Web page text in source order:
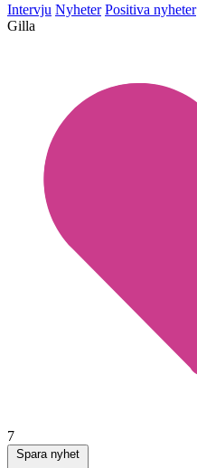
Intervju Nyheter Positiva nyheter
Gilla
7
Spara nyhet